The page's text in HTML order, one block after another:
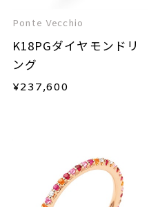
Ponte Vecchio
K18PGダイヤモンドリ
ング
¥237,600